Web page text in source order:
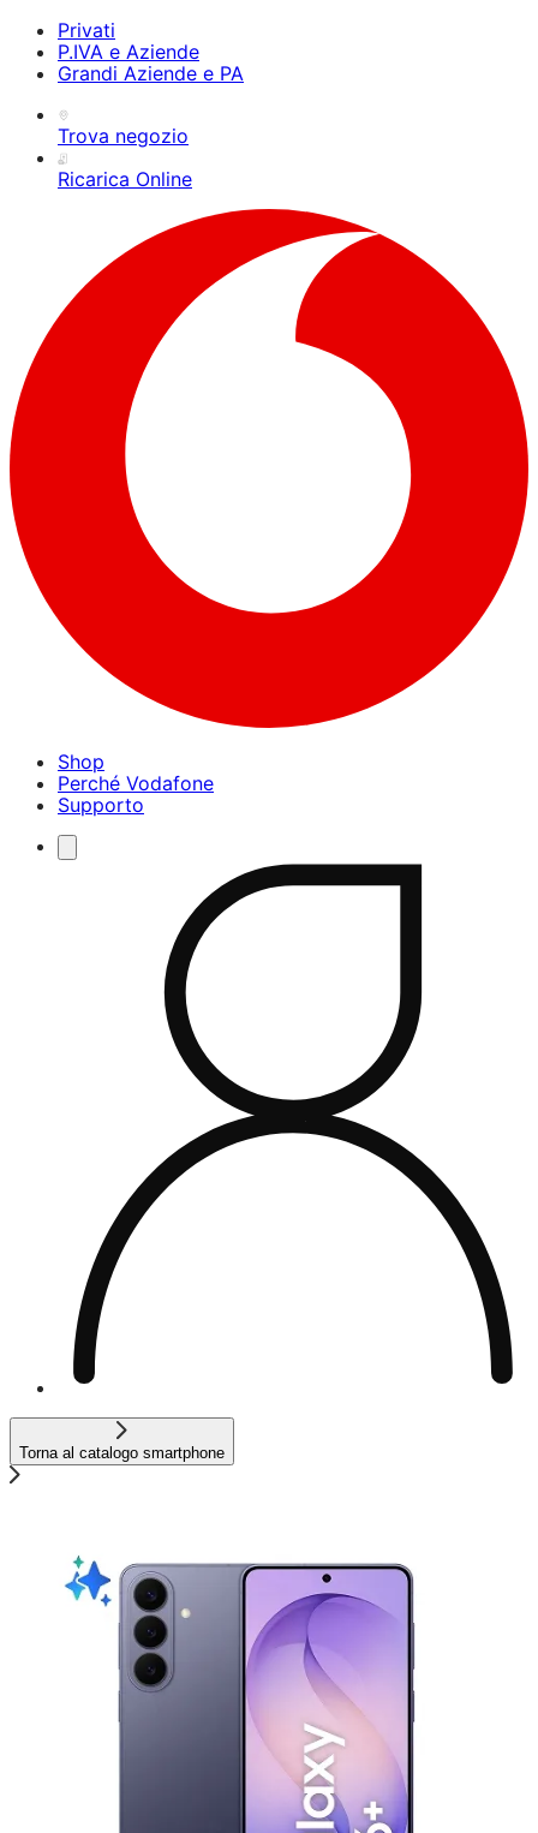
Privati
P.IVA e Aziende
Grandi Aziende e PA
Trova negozio
Ricarica Online
Shop
Perché Vodafone
Supporto
Torna al catalogo smartphone